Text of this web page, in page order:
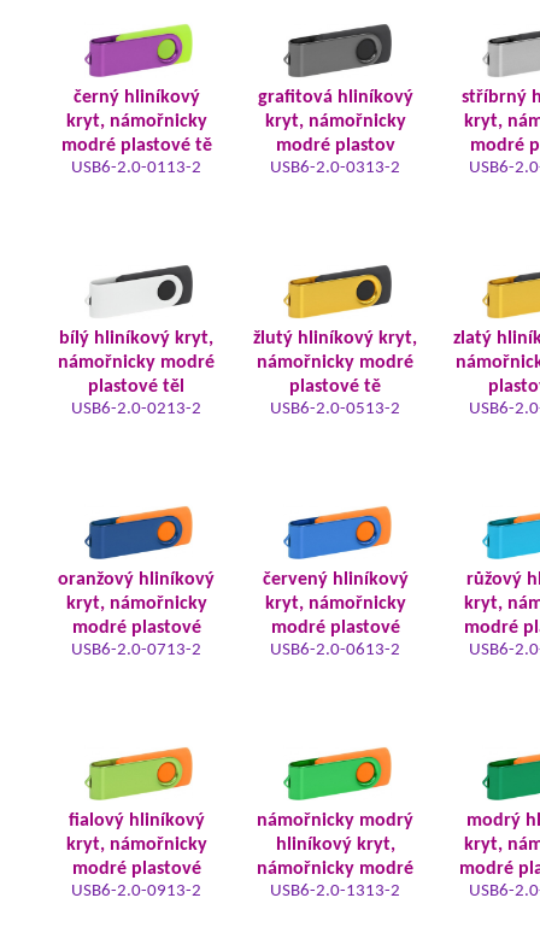
černý hliníkový
kryt, námořnicky
modré plastové tě
USB6-2.0-0113-2
grafitová hliníkový
kryt, námořnicky
modré plastov
USB6-2.0-0313-2
stříbrný
kryt,
modré
USB6-
bílý hliníkový kryt,
námořnicky modré
plastové těl
USB6-2.0-0213-2
žlutý hliníkový kryt,
námořnicky modré
plastové tě
USB6-2.0-0513-2
zlatý
USB6-
oranžový hliníkový
kryt, námořnicky
modré plastové
USB6-2.0-0713-2
červený hliníkový
kryt, námořnicky
modré plastové
USB6-2.0-0613-2
růžový
kryt,
modré
USB6-
fialový hliníkový
kryt, námořnicky
modré plastové
USB6-2.0-0913-2
námořnicky modrý
hliníkový kryt,
námořnicky modré
USB6-2.0-1313-2
modrý
kryt,
modré
USB6-